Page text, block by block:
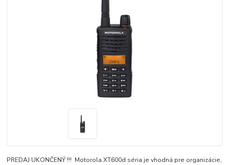
PREDAJ UKONČENÝ !!! Motorola XT600d séria je vhodná pre organizácie,